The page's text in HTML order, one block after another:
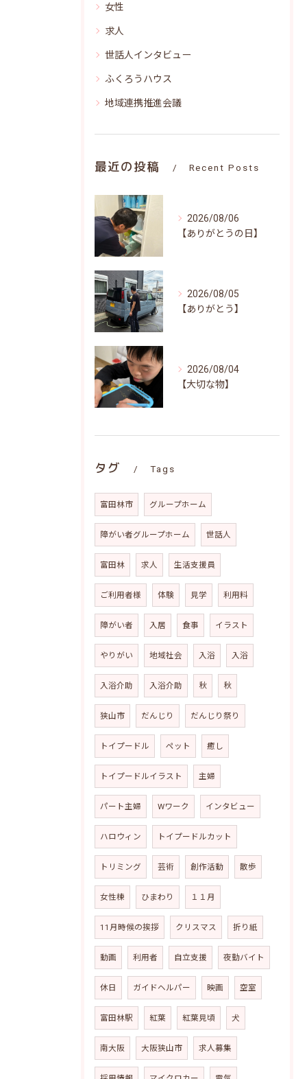
女性
求人
世話人インタビュー
ふくろうハウス
地域連携推進会議
最近の投稿 Recent Posts
2026/08/06
【ありがとうの日】
2026/08/05
【ありがとう】
2026/08/04
【大切な物】
タグ Tags
富田林市 グループホーム
障がい者グループホーム 世話人
富田林 求人 生活支援員
ご利用者様 体験 見学 利用料
障がい者 入居 食事 イラスト
やりがい 地域社会 入浴 入浴
入浴介助 入浴介助 秋 秋
狭山市 だんじり だんじり祭り
トイプードル ペット 癒し
トイプードルイラスト 主婦
パート主婦 Wワーク インタビュー
ハロウィン トイプードルカット
トリミング 芸術 創作活動 散歩
女性棟 ひまわり １１月
11月時候の挨拶 クリスマス 折り紙
動画 利用者 自立支援 夜勤バイト
休日 ガイドヘルパー 映画 空室
富田林駅 紅葉 紅葉見頃 犬
南大阪 大阪狭山市 求人募集